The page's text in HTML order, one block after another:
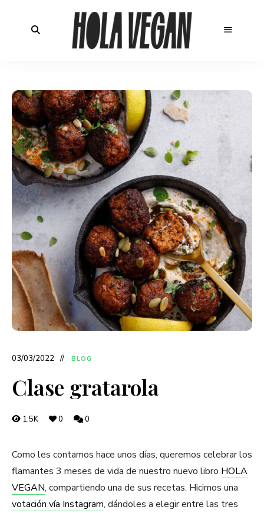
03/03/2022 BLOG
Clase gratarola
1.5K 0 0
Como les contamos hace unos días, queremos celebrar los
flamantes 3 meses de vida de nuestro nuevo libro HOLA
VEGAN, compartiendo una de sus recetas. Hicimos una
votación vía Instagram, dándoles a elegir entre las tres